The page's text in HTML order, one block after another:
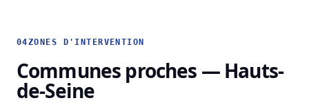
04ZONES D'INTERVENTION
Communes proches — Hauts-
de-Seine